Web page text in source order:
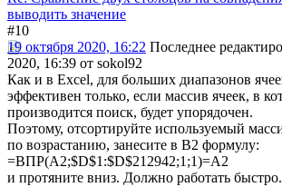
выводить значение
#10
19 октября 2020, 16:22 Последнее
2020, 16:39 от sokol92
Как и в Excel, для больших диапазонов
эффективен только, если массив ячеек, в
производится поиск, будет упорядочен.
Поэтому, отсортируйте используемый
по возрастанию, занесите в B2 формулу:
=ВПР(A2;$D$1:$D$212942;1;1)=A2
и протяните вниз. Должно работать быстро.